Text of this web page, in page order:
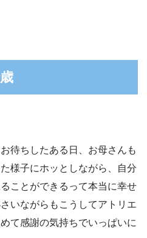
待ちしたある日、お母さんも
様子にホッとしながら、自分
ことができるって本当に幸せ
いながらもこうしてアトリエ
て感謝の気持ちでいっぱいに